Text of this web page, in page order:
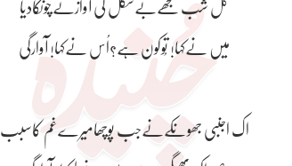
کل شب مجھےبےشکل کی آوازنےچونکادیا
میں نےکہا! تُوکون ہے؟اُس نےکہا! آوارگی
اک اجنبی جھونکےنےجب پوچھامیرےغم کاسبب